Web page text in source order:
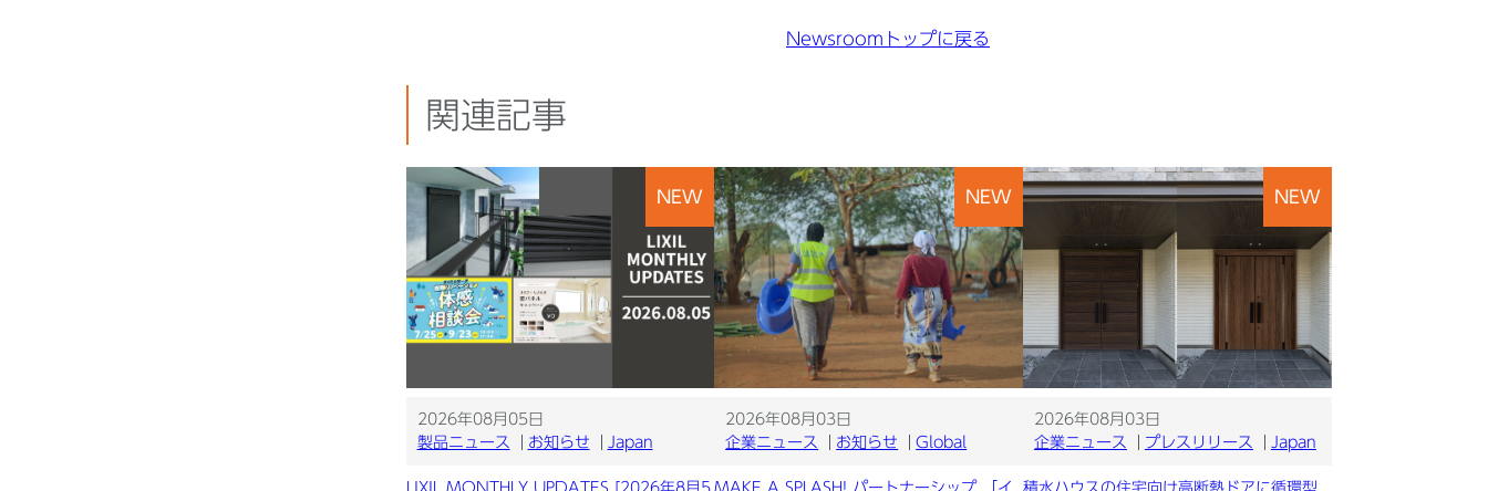
Newsroomトップに戻る
関連記事
NEW
2026年08月05日
製品ニュース
お知らせ Japan
LIXIL MONTHLY UPDATES [2026年8月5
NEW
2026年08月03日
企業ニュース
お知らせ Global
MAKE A SPLASH! パートナーシップ 「イ
NEW
2026年08月03日
企業ニュース
プレスリリース Japan
積水ハウスの住宅向け高断熱ドアに循環型